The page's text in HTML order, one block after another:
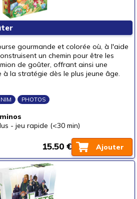
gourmande et colorée où, à l'aide
un chemin pour être les
de goûter, offrant ainsi une
à la stratégie dès le plus jeune âge.
PHOTOS
- jeu rapide (<30 min)
Ajouter
15.50 €